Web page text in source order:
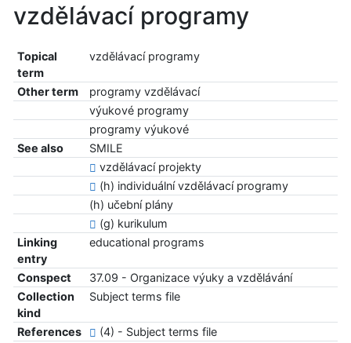
vzdělávací programy
Topical
term
vzdělávací programy
Other term
programy vzdělávací
výukové programy
programy výukové
See also
SMILE
vzdělávací projekty
(h) individuální vzdělávací programy
(h) učební plány
(g) kurikulum
Linking
entry
educational programs
Conspect
37.09 - Organizace výuky a vzdělávání
Collection
kind
Subject terms file
References
(4) - Subject terms file